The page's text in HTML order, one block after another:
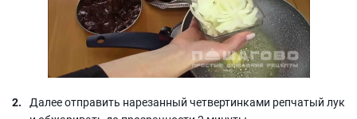
Далее отправить нарезанный четвертинками репчатый лук